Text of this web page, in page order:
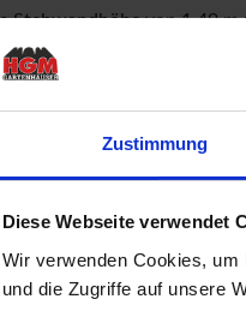
Zustimmung
Diese Webseite verwendet
Wir verwenden Cookies,
und die Zugriffe auf unsere
Stehwandhöhe von 1,49
Raum für Sie und Ihre
und sich vollends
verfügt das
optimale Be- und
hochwertige,
die leichtgängigen,
Sie zusätzlich eine